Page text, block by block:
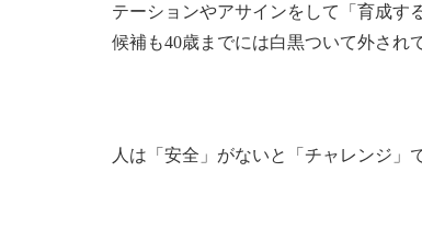
テーションやアサインをして「育成す
候補も40歳までには白黒ついて外され
人は「安全」がないと「チャレンジ」